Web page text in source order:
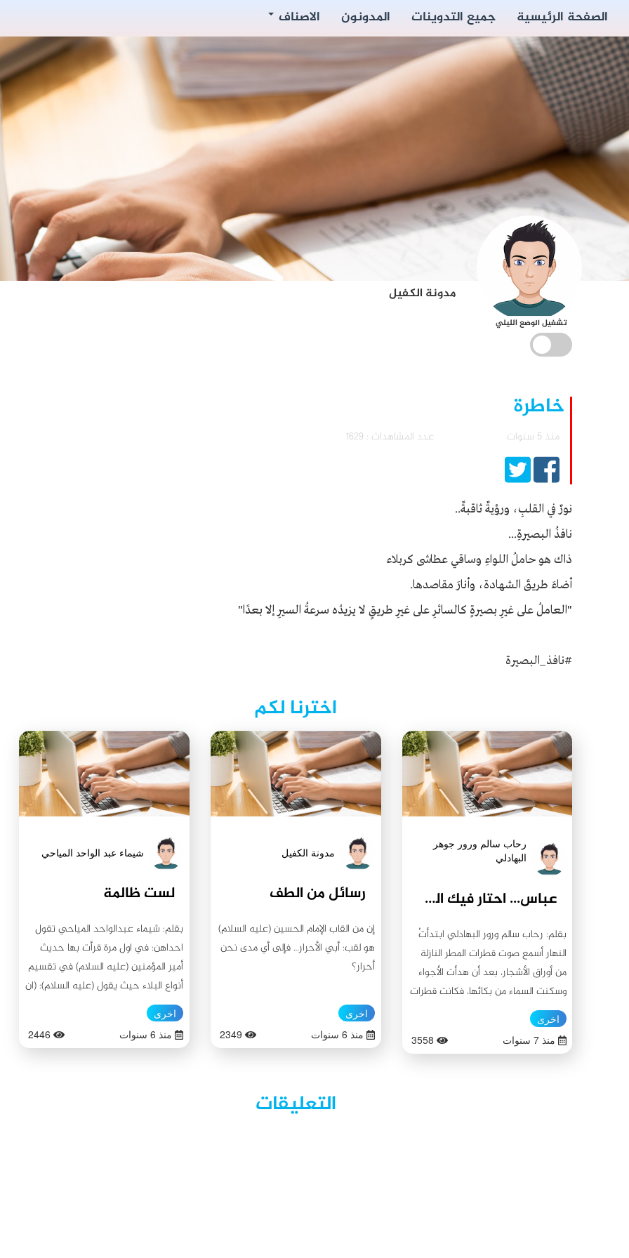
الصفحة الرئيسية جميع التدوينات المدونون الاصناف
مدونة الكفيل
تشغيل الوضع الليلي
خاطرة
منذ 5 سنوات عدد المشاهدات : 1629
نورٌ في القلبِ، ورؤيةٌ ثاقبةٌ..
نافذُ البصيرةِ...
ذاك هو حاملُ اللواءِ وساقي عطاشى كربلاء
أضاءَ طريقَ الشهادة، وأنارَ مقاصدها.
"العاملُ على غيرِ بصيرةٍ كالسائرِ على غيرِ طريقٍ لا يزيدُه سرعةُ السيرِ إلا بعدًا"
#نافذ_البصيرة
اخترنا لكم
رحاب سالم ورور جوهر
البهادلي
عباس... احتار فيك الفكر والقلم
بقلم: رحاب سالم ورور البهادلي ابتدأتُ
النهار أسمع صوت قطرات المطر النازلة
من أوراق الأشجار، بعد أن هدأت الأجواء
وسكنت السماء من بكائها، فكانت قطرات
الماء تنزل من أوراق الأشجار بهدوء، بعد
ميل تلك الأوراق من أغصانها، فآلت
الشمس على نفسها أن تبزغ كي تدفئ
اخرى
منذ 7 سنوات
3558
مدونة الكفيل
رسائل من الطف
إن من القاب الإمام الحسين (عليه السلام)
هو لقب: أبي الأحرار… فإلى أي مدى نحن
أحرار؟
اخرى
منذ 6 سنوات
2349
شيماء عبد الواحد المياحي
لست ظالمة
بقلم: شيماء عبدالواحد المياحي تقول
احداهن: في اول مرة قرأت بها حديث
أمير المؤمنين (عليه السلام) في تقسيم
أنواع البلاء حيث يقول (عليه السلام): (ان
البلاء للظالم ادب وللمؤمن امتحان
استبعد تمامًا أن أكون من القسم الأول
اخرى
منذ 6 سنوات
2446
التعليقات